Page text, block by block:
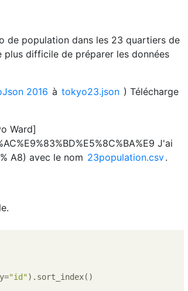
de population dans les 23 quartiers de
difficile de préparer les données
2016 à tokyo23.json ) Télécharge
Ward]
J'ai
A8) avec le nom 23population.csv.
"id").sort_index()